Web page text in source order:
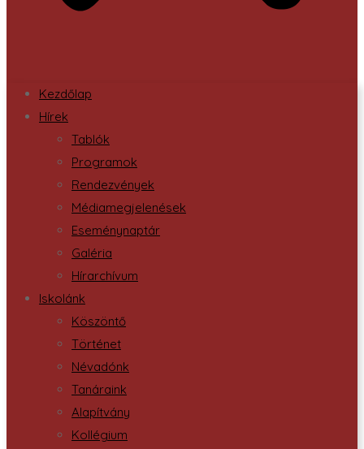
Kezdőlap
Hírek
Tablók
Programok
Rendezvények
Médiamegjelenések
Eseménynaptár
Galéria
Hírarchívum
Iskolánk
Köszöntő
Történet
Névadónk
Tanáraink
Alapítvány
Kollégium